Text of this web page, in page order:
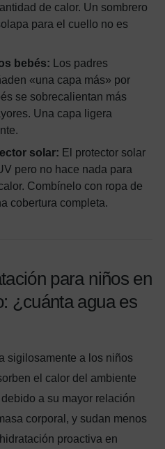
de calor. Un sombrero
para el cuello no es
bebés: Los padres
«una capa más» por
se sobrecalientan más
Una capa ligera
solar: El protector solar
pero no hace nada para
Combínelo con ropa de
cobertura completa.
para niños en
¿cuánta agua es
sigilosamente a los niños
el calor del ambiente
a su mayor relación
corporal, y sudan menos
proactiva en